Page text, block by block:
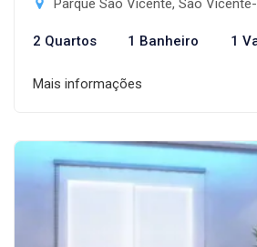
Parque São Vicente, São
2 Quartos 1 Banheiro 1
Mais informações